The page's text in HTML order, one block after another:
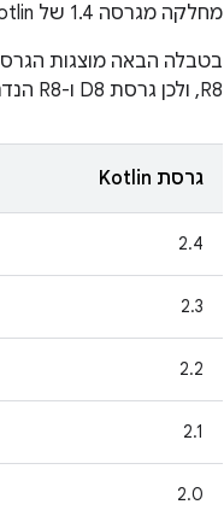
מחלקה מגרסה 1.4 של Kotlin ומגרסאות חדשות יותר, יש גרסת AGP, ‏ D8 ו-R8 מינימלית שנדרשת לכל גרסה של Kotlin.
R8, ולכן גרסת D8 ו-R8 הנדרשת רלוונטית רק כשמשתמשים ב-D8 וב-R8 מחוץ ל-AGP או אם מבטלים את הגרסה שצורפה.
גרסת Kotlin
2.4
2.3
2.2
2.1
2.0